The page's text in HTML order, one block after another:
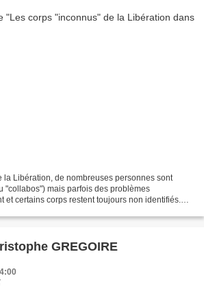
la Libération, de nombreuses personnes sont
"collabos") mais parfois des problèmes
et certains corps restent toujours non identifiés.
GREGOIRE